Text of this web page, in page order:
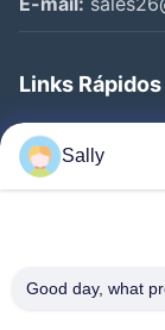
Links Rápidos
Casa
Produtos
Fábrica
Sally
Good day, what